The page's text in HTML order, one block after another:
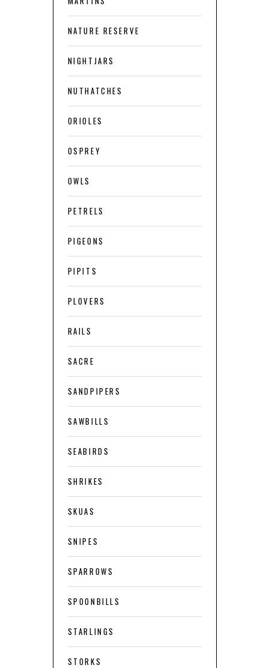
NATURE RESERVE
NIGHTJARS
NUTHATCHES
ORIOLES
OSPREY
OWLS
PETRELS
PIGEONS
PIPITS
PLOVERS
RAILS
SACRE
SANDPIPERS
SAWBILLS
SEABIRDS
SHRIKES
SKUAS
SNIPES
SPARROWS
SPOONBILLS
STARLINGS
STORKS